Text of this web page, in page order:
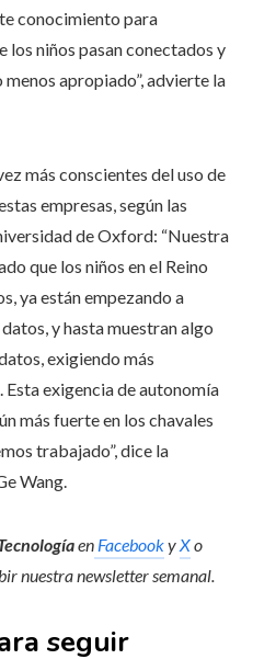
conocimiento para
los niños pasan conectados y
apropiado”, advierte la
más conscientes del uso de
empresas, según las
de Oxford: “Nuestra
que los niños en el Reino
ya están empezando a
y hasta muestran algo
exigiendo más
Esta exigencia de autonomía
más fuerte en los chavales
trabajado”, dice la
Wang.
en FacebookyXo
nuestranewsletter semanal.
seguir